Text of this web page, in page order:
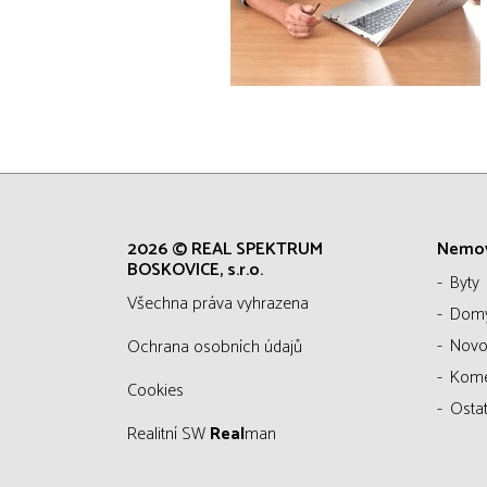
2026 © REAL SPEKTRUM
BOSKOVICE, s.r.o.
všechna práva vyhrazena
Ochrana osobních údajů
Cookies
Realitní SWRealman
Byty